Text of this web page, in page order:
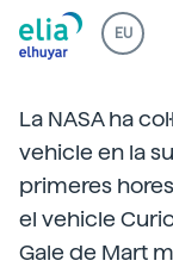
EU
La NASA ha
vehicle en la
primeres
el vehicle
Gale de Mart